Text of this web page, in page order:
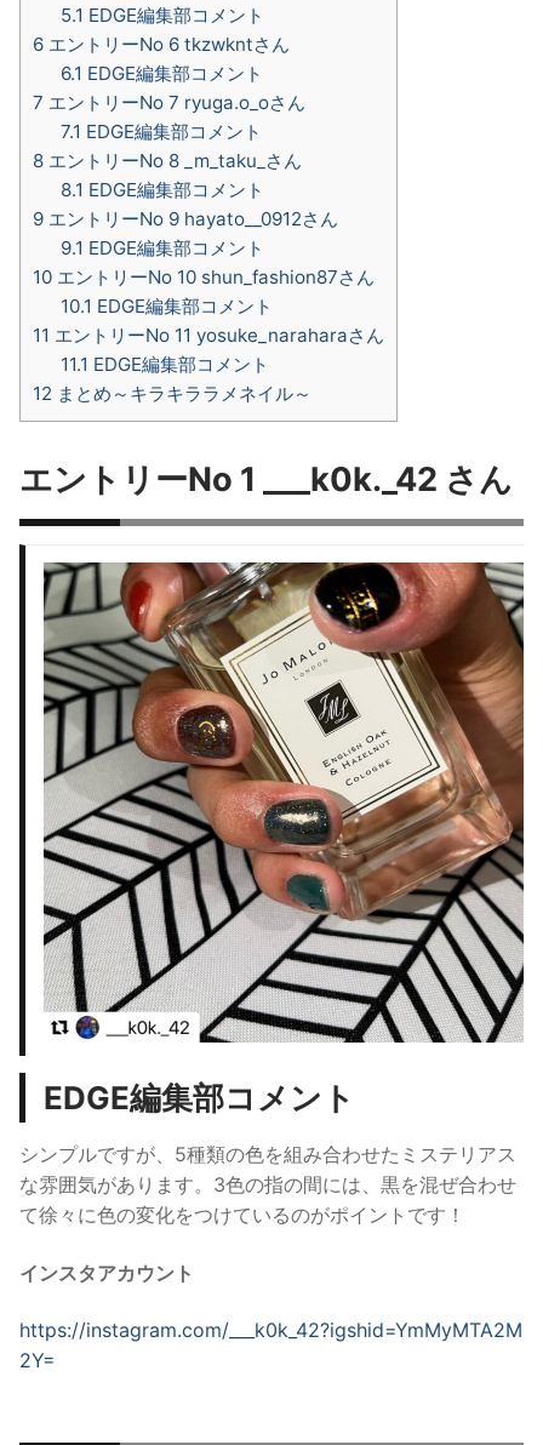
5.1 EDGE編集部コメント
6 エントリーNo 6 tkzwkntさん
6.1 EDGE編集部コメント
7 エントリーNo 7 ryuga.o_oさん
7.1 EDGE編集部コメント
8 エントリーNo 8 _m_taku_さん
8.1 EDGE編集部コメント
9 エントリーNo 9 hayato__0912さん
9.1 EDGE編集部コメント
10 エントリーNo 10 shun_fashion87さん
10.1 EDGE編集部コメント
11 エントリーNo 11 yosuke_naraharaさん
11.1 EDGE編集部コメント
12 まとめ～キラキララメネイル～
エントリーNo 1 ___k0k._42 さん
EDGE編集部コメント
シンプルですが、5種類の色を組み合わせたミステリアス
な雰囲気があります。 3色の指の間には、黒を混ぜ合わせ
て徐々に色の変化をつけているのがポイントです！
インスタアカウント
https://instagram.com/___k0k_42?igshid=YmMyMTA2M
2Y=